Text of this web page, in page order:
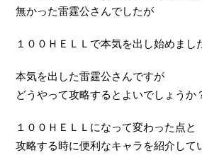
無かった雷霆公さんでしたが
１００ＨＥＬＬで本気を出し始めまし
本気を出した雷霆公さんですが
どうやって攻略するとよいでしょうか
１００ＨＥＬＬになって変わった点と
攻略する時に便利なキャラを紹介して